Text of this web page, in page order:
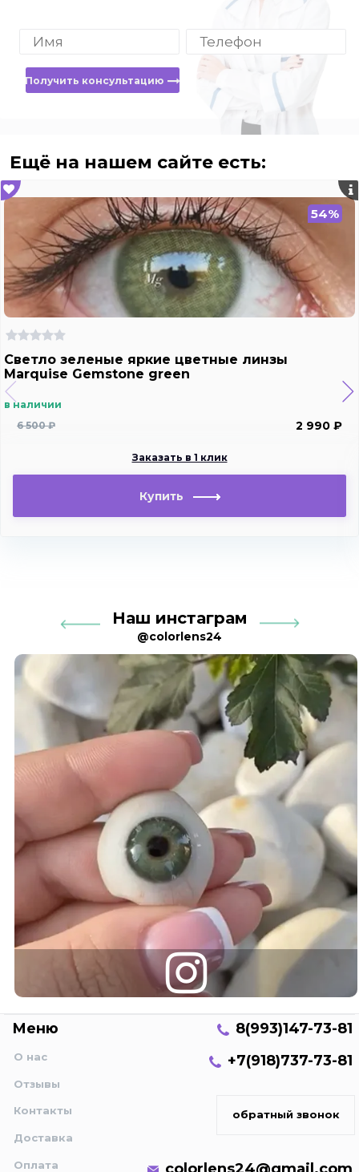
Получить консультацию
Ещё на нашем сайте есть:
54%
Светло зеленые яркие цветные линзы
Marquise Gemstone green
в наличии
6 500 ₽
2 990 ₽
Заказать в 1 клик
Наш инстаграм
@colorlens24
Меню
О нас
Отзывы
Контакты
Доставка
Оплата
8(993)147-73-81
+7(918)737-73-81
обратный звонок